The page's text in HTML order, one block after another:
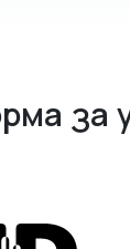
за